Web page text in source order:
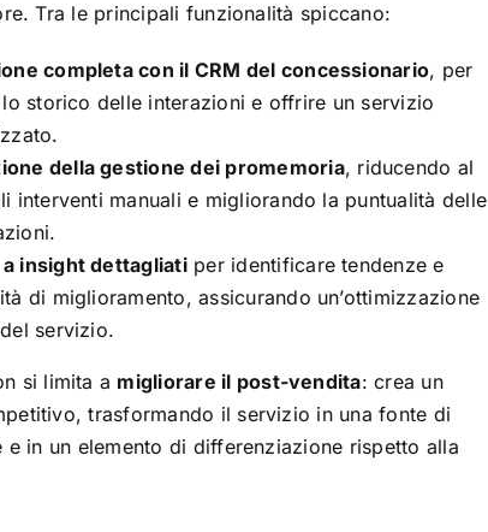
Tra le principali funzionalità spiccano:
completa con il CRM del concessionario, per
storico delle interazioni e offrire un servizio
della gestione dei promemoria, riducendo al
interventi manuali e migliorando la puntualità delle
insight dettagliatiper identificare tendenze e
di miglioramento, assicurando un’ottimizzazione
servizio.
si limita a migliorare il post-vendita: crea un
trasformando il servizio in una fonte di
e in un elemento di differenziazione rispetto alla